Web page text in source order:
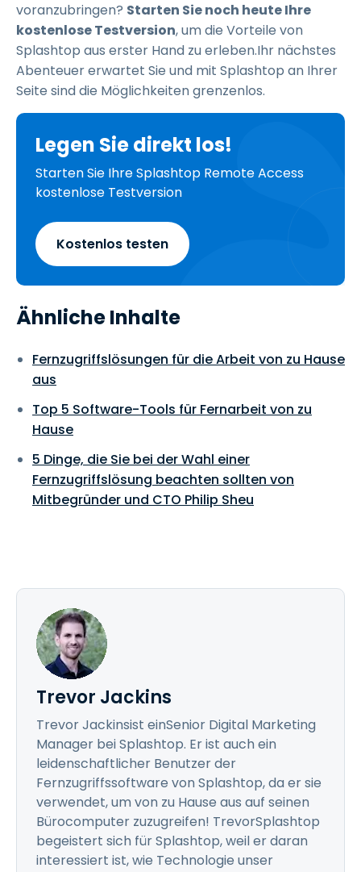
voranzubringen? Starten Sie noch heute Ihre
kostenlose Testversion, um die Vorteile von
Splashtop aus erster Hand zu erleben.Ihr nächstes
Abenteuer erwartet Sie und mit Splashtop an Ihrer
Seite sind die Möglichkeiten grenzenlos.
Legen Sie direkt los!
Starten Sie Ihre Splashtop Remote Access
kostenlose Testversion
Kostenlos testen
Ähnliche Inhalte
Fernzugriffslösungen für die Arbeit von zu Hause
aus
Top 5 Software-Tools für Fernarbeit von zu
Hause
5 Dinge, die Sie bei der Wahl einer
Fernzugriffslösung beachten sollten von
Mitbegründer und CTO Philip Sheu
Trevor Jackins
Trevor Jackinsist einSenior Digital Marketing
Manager bei Splashtop. Er ist auch ein
leidenschaftlicher Benutzer der
Fernzugriffssoftware von Splashtop, da er sie
verwendet, um von zu Hause aus auf seinen
Bürocomputer zuzugreifen! TrevorSplashtop
begeistert sich für Splashtop, weil er daran
interessiert ist, wie Technologie unser